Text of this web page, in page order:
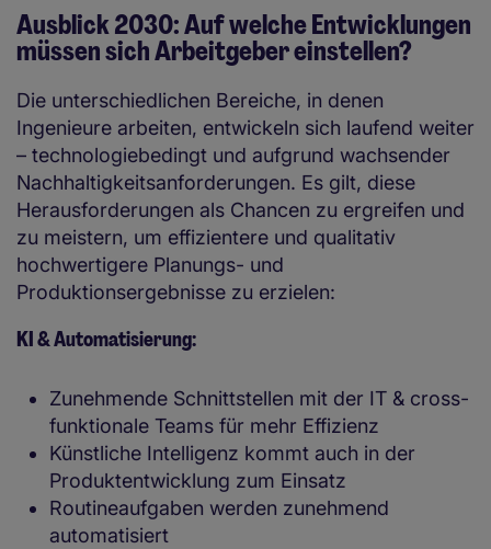
Ausblick 2030: Auf welche Entwicklungen
müssen sich Arbeitgeber einstellen?
Die unterschiedlichen Bereiche, in denen
Ingenieure arbeiten, entwickeln sich laufend weiter
– technologiebedingt und aufgrund wachsender
Nachhaltigkeitsanforderungen. Es gilt, diese
Herausforderungen als Chancen zu ergreifen und
zu meistern, um effizientere und qualitativ
hochwertigere Planungs- und
Produktionsergebnisse zu erzielen:
KI & Automatisierung:
Zunehmende Schnittstellen mit der IT & cross-
funktionale Teams für mehr Effizienz
Künstliche Intelligenz kommt auch in der
Produktentwicklung zum Einsatz
Routineaufgaben werden zunehmend
automatisiert